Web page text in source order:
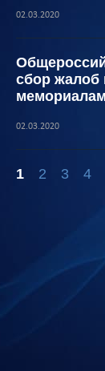
02.03.2020
сбор жалоб
02.03.2020
1 2 3 4